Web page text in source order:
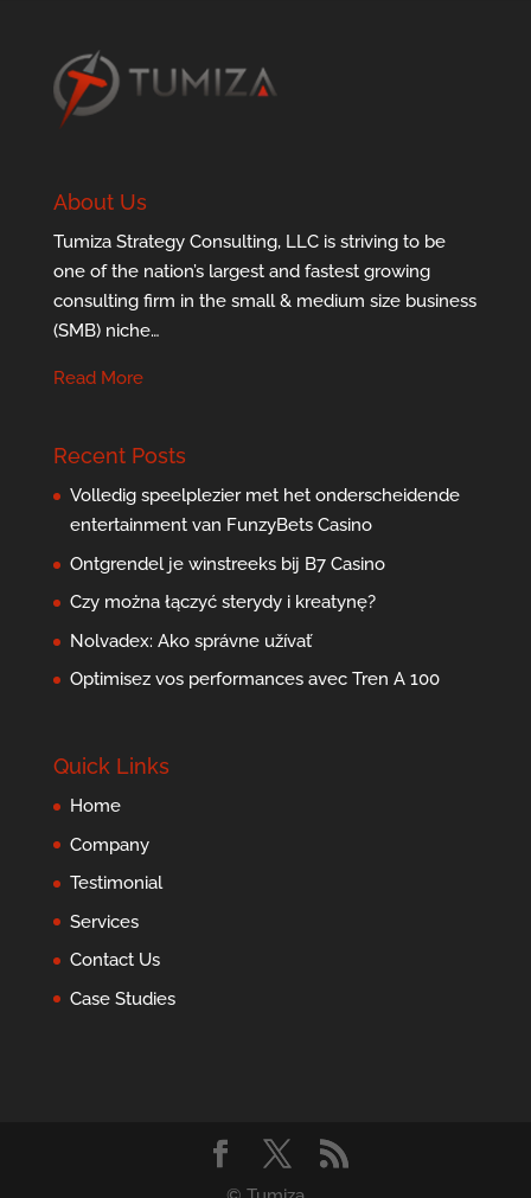
About Us
Tumiza Strategy Consulting, LLC is striving to be
one of the nation’s largest and fastest growing
consulting firm in the small & medium size business
(SMB) niche…
Read More
Recent Posts
Volledig speelplezier met het onderscheidende
entertainment van FunzyBets Casino
Ontgrendel je winstreeks bij B7 Casino
Czy można łączyć sterydy i kreatynę?
Nolvadex: Ako správne užívať
Optimisez vos performances avec Tren A 100
Quick Links
Home
Company
Testimonial
Services
Contact Us
Case Studies